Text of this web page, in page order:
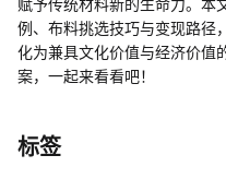
赋予传统材料新的生命力。本
例、布料挑选技巧与变现路径
化为兼具文化价值与经济价值
案，一起来看看吧！
标签